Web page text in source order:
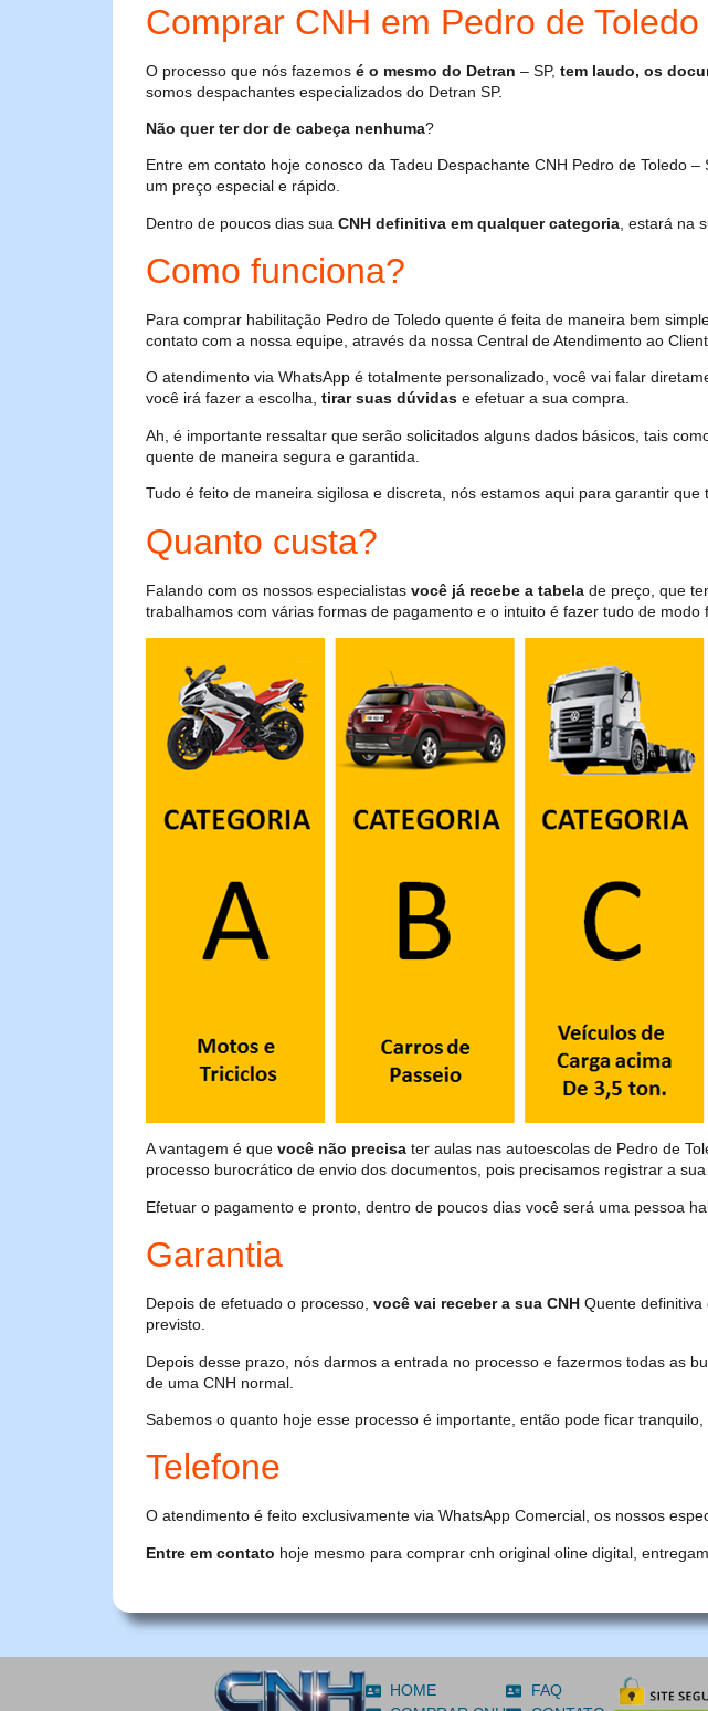
Comprar CNH em Pedro de Toledo
O processo que nós fazemos é o mesmo do Detran – SP, tem laudo, os
somos despachantes especializados do Detran SP.
Não quer ter dor de cabeça nenhuma?
Entre em contato hoje conosco da Tadeu Despachante CNH Pedro de Toledo
um preço especial e rápido.
Dentro de poucos dias sua CNH definitiva em qualquer categoria , estará na
Como funciona?
Para comprar habilitação Pedro de Toledo quente é feita de maneira bem
contato com a nossa equipe, através da nossa Central de Atendimento ao
O atendimento via WhatsApp é totalmente personalizado, você vai falar
você irá fazer a escolha, tirar suas dúvidas e efetuar a sua compra.
Ah, é importante ressaltar que serão solicitados alguns dados básicos, tais
quente de maneira segura e garantida.
Tudo é feito de maneira sigilosa e discreta, nós estamos aqui para garantir
Quanto custa?
Falando com os nossos especialistas você já recebe a tabela de preço, que
trabalhamos com várias formas de pagamento e o intuito é fazer tudo de modo
A vantagem é que você não precisa ter aulas nas autoescolas de Pedro de
processo burocrático de envio dos documentos, pois precisamos registrar a sua
Efetuar o pagamento e pronto, dentro de poucos dias você será uma pessoa
Garantia
Depois de efetuado o processo, você vai receber a sua CNH Quente definitiva
previsto.
Depois desse prazo, nós darmos a entrada no processo e fazermos todas as
de uma CNH normal.
Sabemos o quanto hoje esse processo é importante, então pode ficar
Telefone
O atendimento é feito exclusivamente via WhatsApp Comercial, os nossos
Entre em contato hoje mesmo para comprar cnh original oline digital,
HOME
FAQ